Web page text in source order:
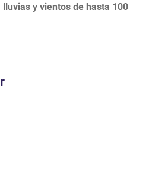
y vientos de hasta 100